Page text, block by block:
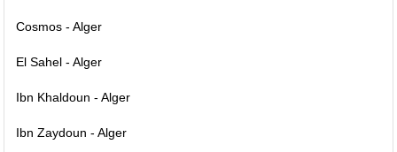
Cosmos - Alger
El Sahel - Alger
Ibn Khaldoun - Alger
Ibn Zaydoun - Alger